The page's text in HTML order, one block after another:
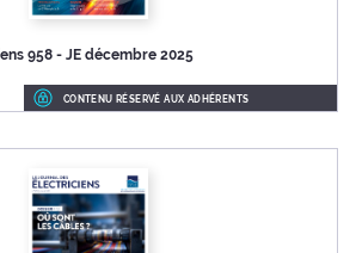
958 - JE décembre 2025
CONTENU RÉSERVÉ AUX ADHÉRENTS